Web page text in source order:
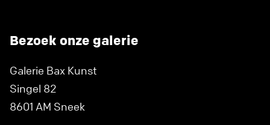
Bezoek onze galerie
Galerie Bax Kunst
Singel 82
8601 AM Sneek